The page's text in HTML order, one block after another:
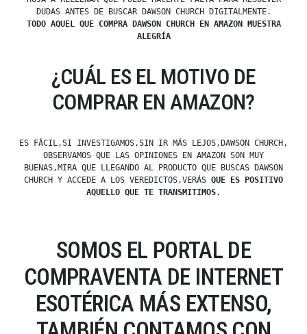
DUDAS ANTES DE BUSCAR DAWSON CHURCH DIGITALMENTE.
TODO AQUEL QUE COMPRA DAWSON CHURCH EN AMAZON MUESTRA
ALEGRÍA
¿CUÁL ES EL MOTIVO DE
COMPRAR EN AMAZON?
ES FÁCIL,SI INVESTIGAMOS,SIN IR MÁS LEJOS,DAWSON CHURCH,
OBSERVAMOS QUE LAS OPINIONES EN AMAZON SON MUY
BUENAS,MIRA QUE LLEGANDO AL PRODUCTO QUE BUSCAS DAWSON
CHURCH Y ACCEDE A LOS VEREDICTOS,VERÁS QUE ES POSITIVO
AQUELLO QUE TE TRANSMITIMOS.
SOMOS EL PORTAL DE
COMPRAVENTA DE INTERNET
ESOTÉRICA MÁS EXTENSO,